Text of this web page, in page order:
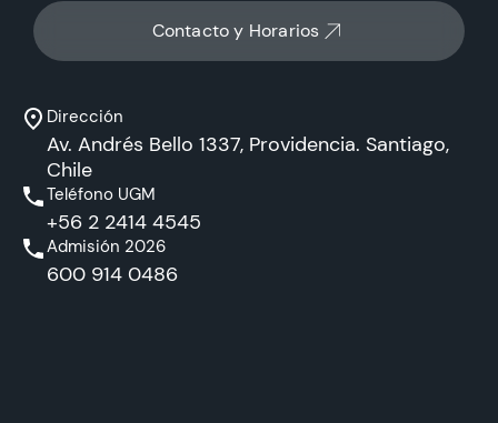
Contacto y Horarios
Dirección
Av. Andrés Bello 1337, Providencia. Santiago,
Chile
Teléfono UGM
+56 2 2414 4545
Admisión 2026
600 914 0486